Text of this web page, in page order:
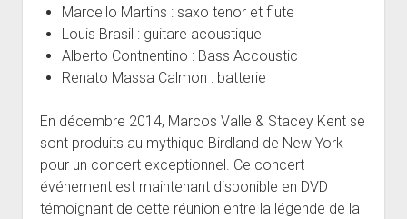
Marcello Martins : saxo tenor et flute
Louis Brasil : guitare acoustique
Alberto Contnentino : Bass Accoustic
Renato Massa Calmon : batterie
En décembre 2014, Marcos Valle & Stacey Kent se
sont produits au mythique Birdland de New York
pour un concert exceptionnel. Ce concert
événement est maintenant disponible en DVD
témoignant de cette réunion entre la légende de la